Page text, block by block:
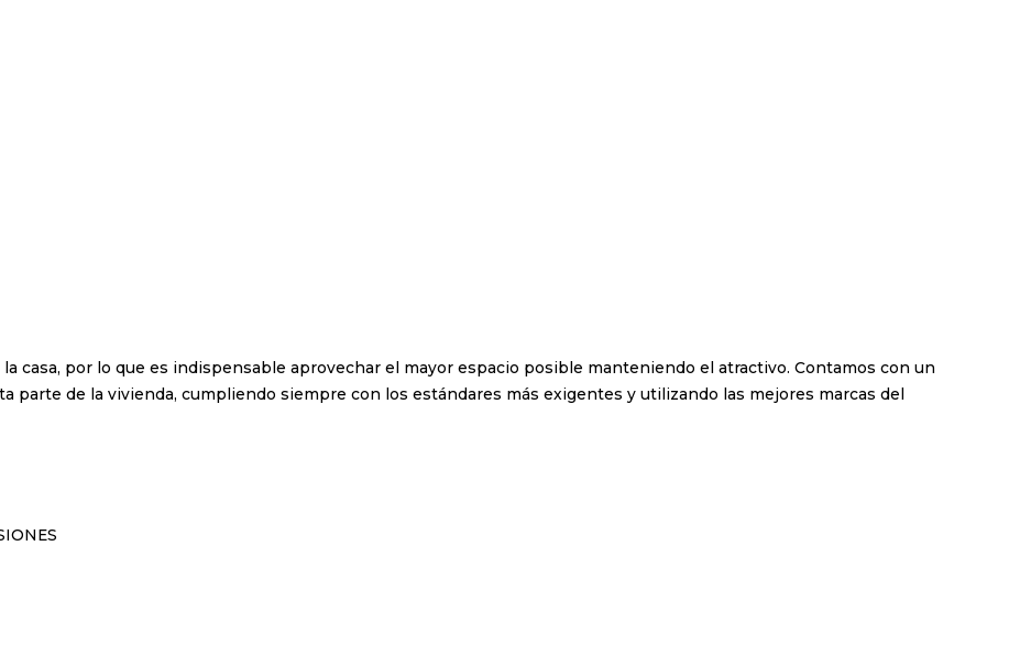
casa, por lo que es indispensable aprovechar el mayor espacio posible manteniendo el atractivo. Contamos con un
parte de la vivienda, cumpliendo siempre con los estándares más exigentes y utilizando las mejores marcas del